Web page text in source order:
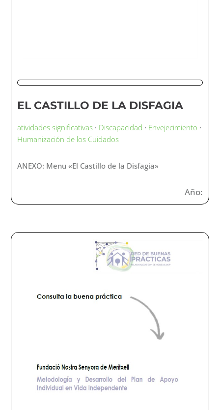
EL CASTILLO DE LA DISFAGIA
atividades significativas · Discapacidad · Envejecimiento ·
Humanización de los Cuidados
ANEXO: Menu «El Castillo de la Disfagia»
Año: